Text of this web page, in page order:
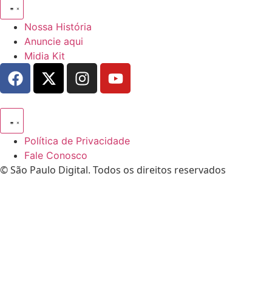
Nossa História
Anuncie aqui
Midia Kit
Política de Privacidade
Fale Conosco
© São Paulo Digital. Todos os direitos reservados